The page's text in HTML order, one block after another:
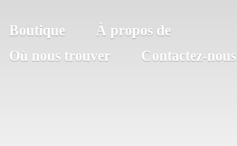
Boutique
À propos de
Où nous trouver
Contactez-nous